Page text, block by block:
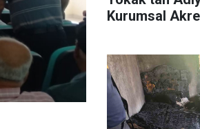
Kurumsal